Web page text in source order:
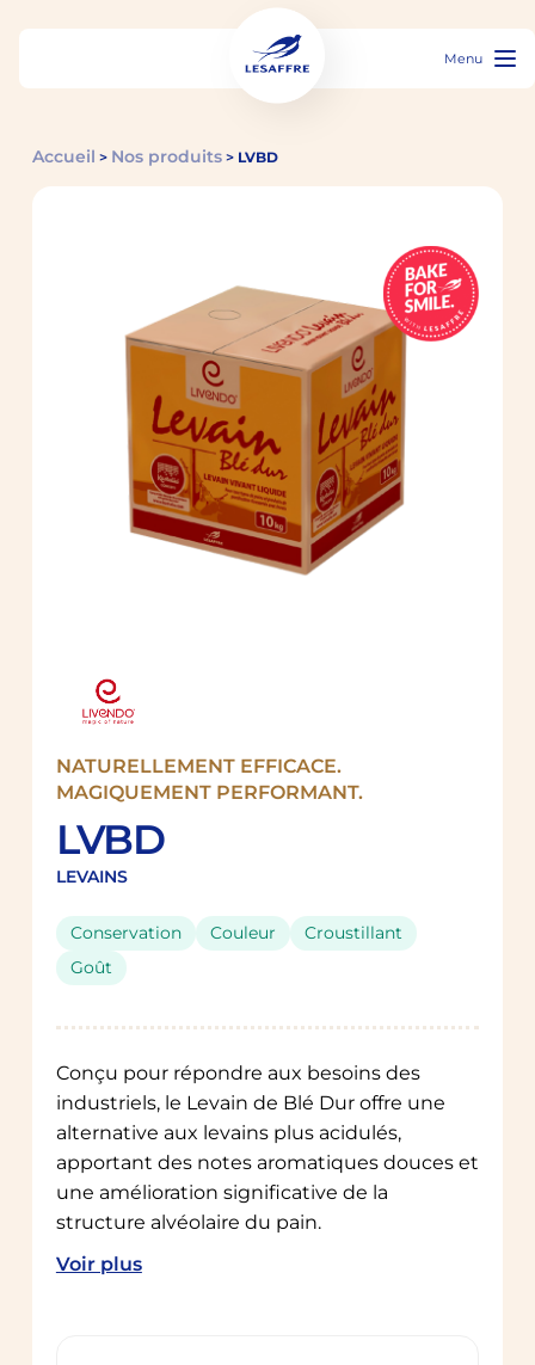
Menu
Accueil > Nos produits> LVBD
LVBD
NATURELLEMENT EFFICACE.
MAGIQUEMENT PERFORMANT.
Conservation Couleur
Croustillant
Goût
Conçu pour répondre aux besoins des
industriels, le Levain de Blé Dur offre une
alternative aux levains plus acidulés,
apportant des notes aromatiques douces et
une amélioration significative de la
structure alvéolaire du pain.
Voir plus
LEVAINS